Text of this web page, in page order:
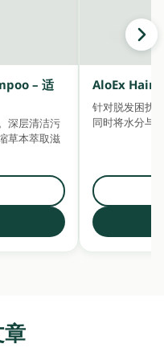
– 适
深层清洁污
草本萃取滋
AloEx Hair
针对脱发困扰
同时将水分与